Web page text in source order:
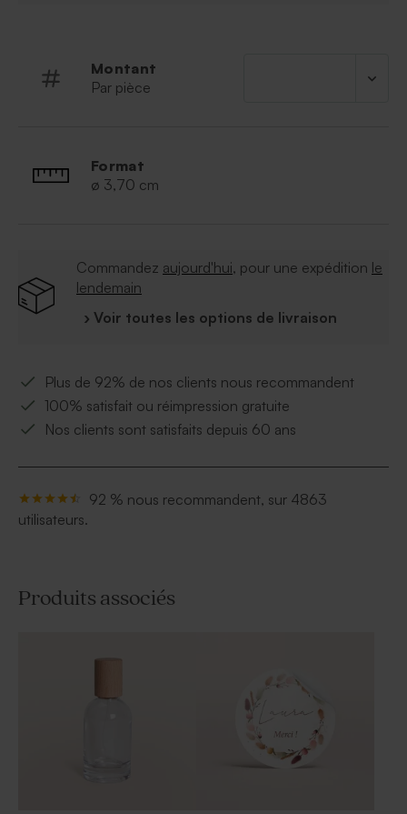
Montant
Par pièce
Format
ø 3,70 cm
Commandez aujourd'hui, pour une expédition le
lendemain
› Voir toutes les options de livraison
Plus de 92% de nos clients nous recommandent
100% satisfait ou réimpression gratuite
Nos clients sont satisfaits depuis 60 ans
92 % nous recommandent, sur 4863
utilisateurs.
Produits associés